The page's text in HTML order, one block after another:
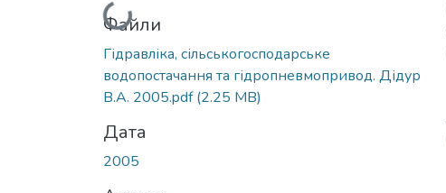
Вантажиться...
Файли
Гідравліка, сільськогосподарське
водопостачання та гідропневмопривод. Дідур
В.А. 2005.pdf(2.25 MB)
Дата
2005